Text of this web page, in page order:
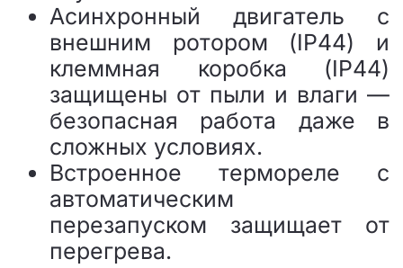
Асинхронный двигатель с
внешним ротором (IP44) и
клеммная коробка (IP44)
защищены от пыли и влаги —
безопасная работа даже в
сложных условиях.
Встроенное термореле с
автоматическим
перезапуском защищает от
перегрева.